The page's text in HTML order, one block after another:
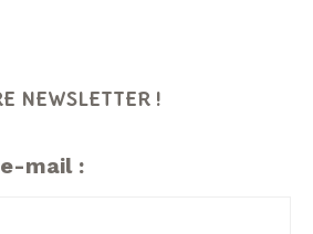
NEWSLETTER !
mail :